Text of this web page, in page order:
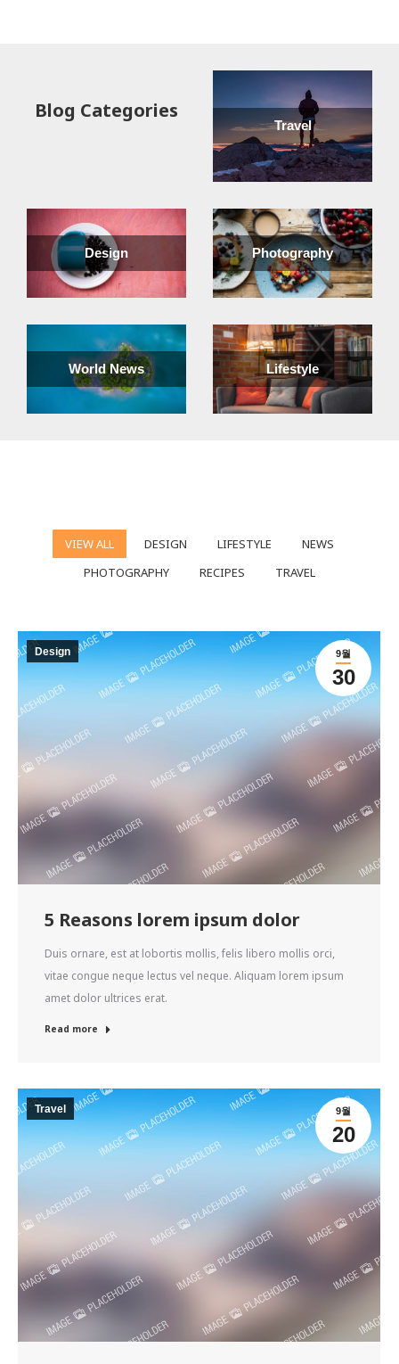
Blog Categories
Travel
Design Photography
World News Lifestyle
VIEW ALL DESIGN LIFESTYLE
NEWS
PHOTOGRAPHY
RECIPES TRAVEL
9월
30
Design
5 Reasons lorem ipsum dolor
Duis ornare, est at lobortis mollis, felis libero mollis orci,
vitae congue neque lectus vel neque. Aliquam lorem ipsum
amet dolor ultrices erat.
Read more
9월
20
Travel